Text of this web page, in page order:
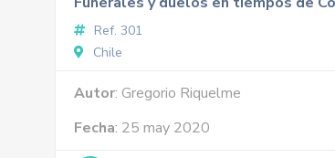
Ref. 301
Chile
Autor: Gregorio Riquelme
Fecha: 25 may 2020